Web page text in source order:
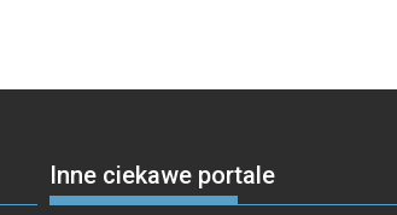
Inne ciekawe portale